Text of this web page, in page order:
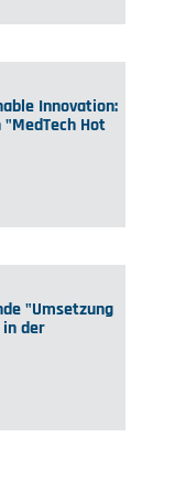
Innovation:
Hot
"Umsetzung
der